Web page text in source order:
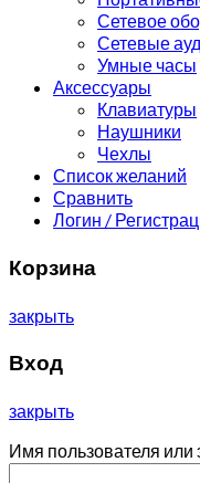
Сетевое
Сетевые
Умные часы
Аксессуары
Клавиатуры
Наушники
Чехлы
Список желаний
Сравнить
Логин /
Корзина
закрыть
Вход
закрыть
Имя пользователя или